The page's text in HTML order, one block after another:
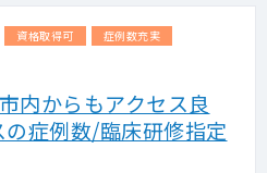
資格取得可
症例数充実
内からもアクセス良
症例数/臨床研修指定